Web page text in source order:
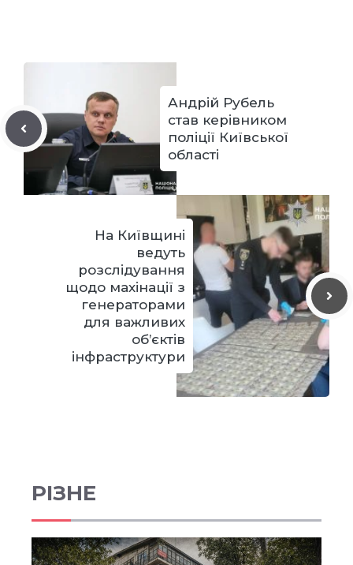
Андрій Рубель
став керівником
поліції Київської
області
На Київщині
ведуть
розслідування
щодо махінації з
генераторами
для важливих
об’єктів
інфраструктури
РІЗНЕ